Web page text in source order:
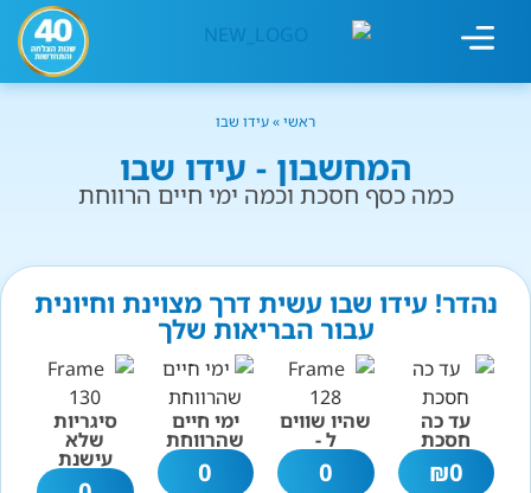
ראשי»עידו שבו
המחשבון - עידו שבו
כמה כסף חסכת וכמה ימי חיים הרווחת
נהדר! עידו שבו עשית דרך מצוינת וחיונית
עבור הבריאות שלך
עד כה
חסכת
0
₪
שהיו שווים
ל -
0
ימי חיים
שהרווחת
0
סיגריות
שלא
עישנת